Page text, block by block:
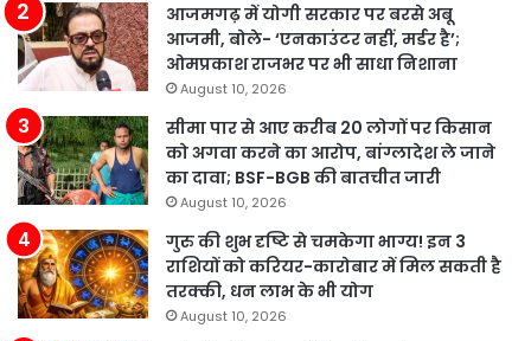
आजमगढ़ में योगी सरकार पर बरसे अबू
आजमी, बोले- ‘एनकाउंटर नहीं, मर्डर है’;
ओमप्रकाश राजभर पर भी साधा निशाना
August 10, 2026
सीमा पार से आए करीब 20 लोगों पर किसान
को अगवा करने का आरोप, बांग्लादेश ले जाने
का दावा; BSF-BGB की बातचीत जारी
August 10, 2026
गुरु की शुभ दृष्टि से चमकेगा भाग्य! इन 3
राशियों को करियर-कारोबार में मिल सकती है
तरक्की, धन लाभ के भी योग
August 10, 2026